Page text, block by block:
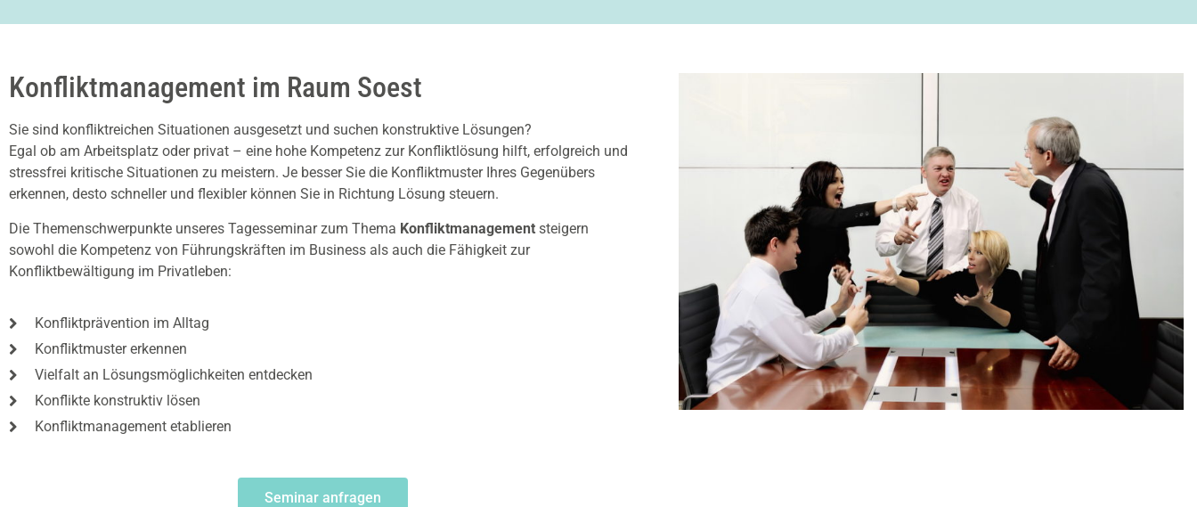
Konfliktmanagement im Raum Soest
Sie sind konfliktreichen Situationen ausgesetzt und suchen konstruktive Lösungen?
Egal ob am Arbeitsplatz oder privat – eine hohe Kompetenz zur Konfliktlösung hilft, erfolgreich und
stressfrei kritische Situationen zu meistern. Je besser Sie die Konfliktmuster Ihres Gegenübers
erkennen, desto schneller und flexibler können Sie in Richtung Lösung steuern.
Die Themenschwerpunkte unseres Tagesseminar zum Thema Konfliktmanagement steigern
sowohl die Kompetenz von Führungskräften im Business als auch die Fähigkeit zur
Konfliktbewältigung im Privatleben:
Konfliktprävention im Alltag
Konfliktmuster erkennen
Vielfalt an Lösungsmöglichkeiten entdecken
Konflikte konstruktiv lösen
Konfliktmanagement etablieren
Seminar anfragen